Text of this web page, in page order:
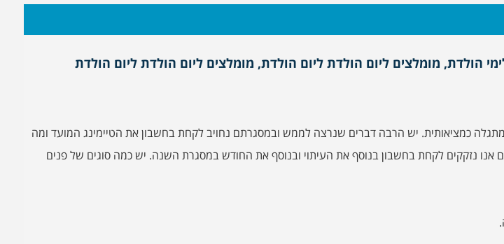
הולדת, מומלצים ליום הולדת ליום הולדת, מומלצים ליום הולדת ליום הולדת
כמציאותית. יש הרבה דברים שנרצה לממש ובמסגרתם נחויב לקחת בחשבון את הטיימינג המועד ומה
נזקקים לקחת בחשבון בנוסף את העיתוי ובנוסף את החודש במסגרת השנה. יש כמה סוגים של פנים